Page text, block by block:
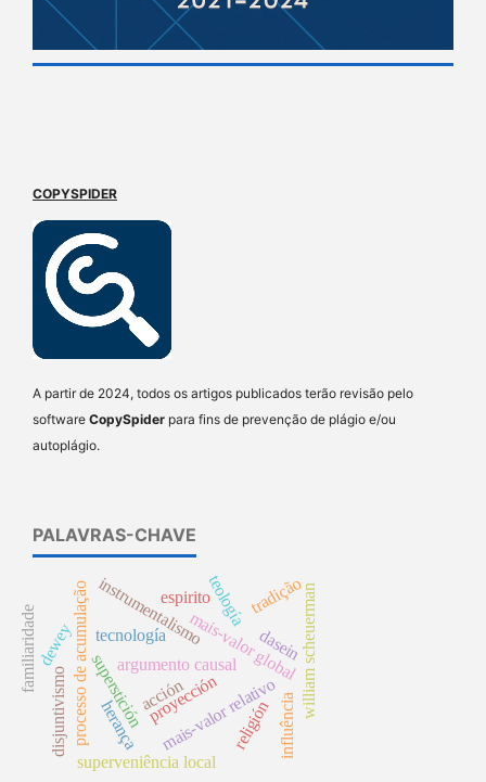
COPYSPIDER
A partir de 2024, todos os artigos publicados terão revisão pelo
software CopySpider para fins de prevenção de plágio e/ou
autoplágio.
PALAVRAS-CHAVE
argumento causal
supersticiónproyección
processo de acumulação mais-valor global
mais-valor relativo
superveniência local
disjuntivismo religión
tecnología
instrumentalismo
dewey
teología
espirito
influência
familiaridade william scheuerman
dasein
herança
tradição
acción